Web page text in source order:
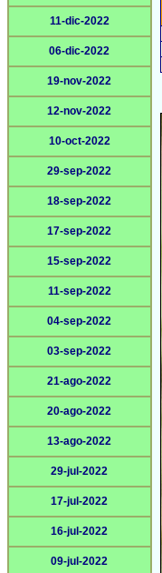
11-dic-2022
06-dic-2022
19-nov-2022
12-nov-2022
10-oct-2022
29-sep-2022
18-sep-2022
17-sep-2022
15-sep-2022
11-sep-2022
04-sep-2022
03-sep-2022
21-ago-2022
20-ago-2022
13-ago-2022
29-jul-2022
17-jul-2022
16-jul-2022
09-jul-2022